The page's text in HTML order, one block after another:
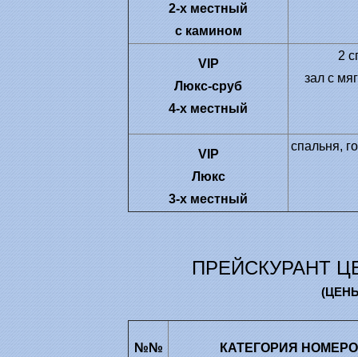
2-х местный
с камином
VIP
Люкс-сруб
4-х местный
2
зал с
VIP
Люкс
3-х местный
спальня,
ПРЕЙСКУРАНТ
№№
КАТЕГОРИЯ